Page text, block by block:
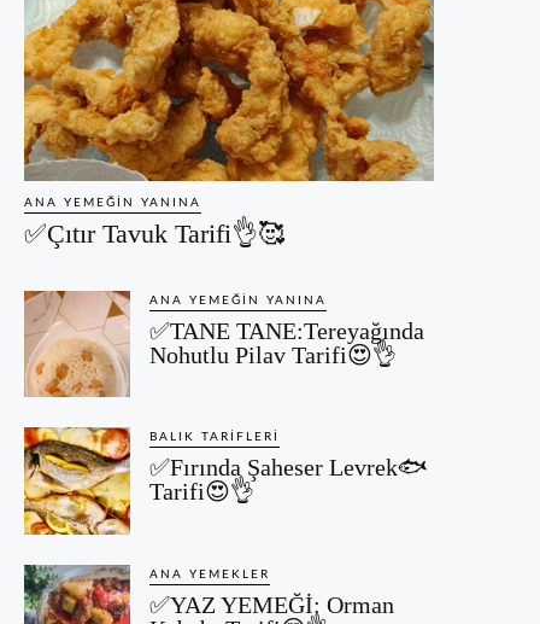
ANA YEMEĞIN YANINA
✅Çıtır Tavuk Tarifi👌🥰
ANA YEMEĞIN YANINA
✅TANE TANE:Tereyağında
Nohutlu Pilav Tarifi😍👌
BALIK TARIFLERI
✅Fırında Şaheser Levrek🐟
Tarifi😍👌
ANA YEMEKLER
✅YAZ YEMEĞİ: Orman